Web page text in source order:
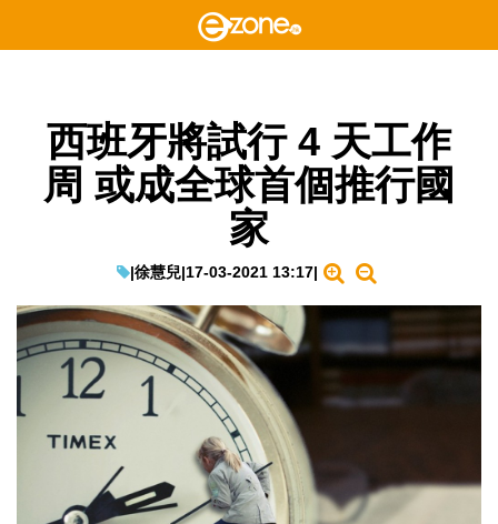
西班牙將試行 4 天工作
周 或成全球首個推行國
家
|徐慧兒|17-03-2021 13:17|